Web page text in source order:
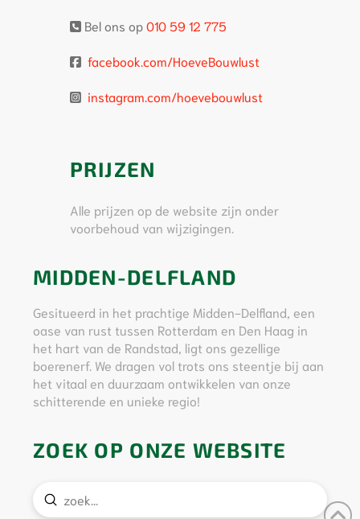
Bel ons op010 59 12 775
facebook.com/HoeveBouwlust
instagram.com/hoevebouwlust
PRIJZEN
Alle prijzen op de website zijn onder
voorbehoud van wijzigingen.
MIDDEN-DELFLAND
Gesitueerd in het prachtige Midden-Delfland, een
oase van rust tussen Rotterdam en Den Haag in
het hart van de Randstad, ligt ons gezellige
boerenerf. We dragen vol trots ons steentje bij aan
het vitaal en duurzaam ontwikkelen van onze
schitterende en unieke regio!
ZOEK OP ONZE WEBSITE
Search
Verstuur